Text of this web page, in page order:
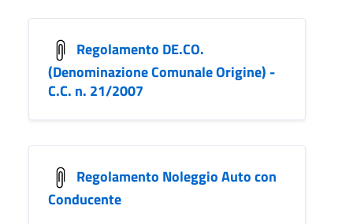
Regolamento DE.CO.
(Denominazione Comunale Origine) -
C.C. n. 21/2007
Regolamento Noleggio Auto con
Conducente